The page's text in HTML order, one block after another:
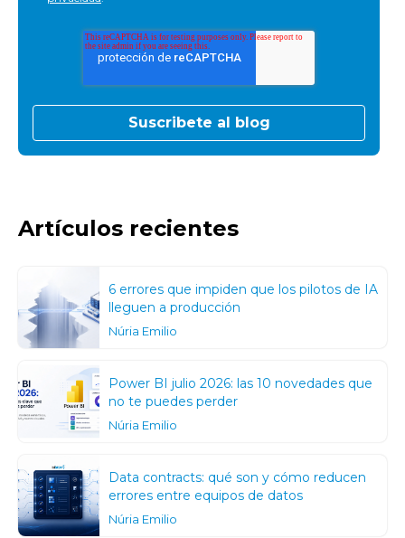
Artículos recientes
6 errores que impiden que los pilotos de IA
lleguen a producción
Núria Emilio
Power BI julio 2026: las 10 novedades que
no te puedes perder
Núria Emilio
Data contracts: qué son y cómo reducen
errores entre equipos de datos
Núria Emilio